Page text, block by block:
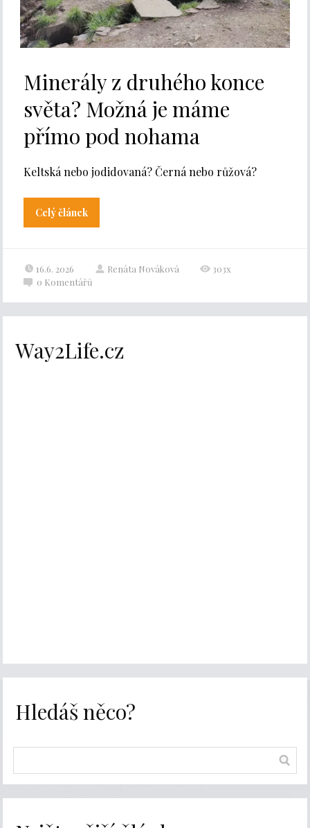
Minerály z druhého konce
světa? Možná je máme
přímo pod nohama
Keltská nebo jodidovaná? Černá nebo růžová?
Celý článek
16.6. 2026 Renáta Nováková
303x
0 Komentářů
Way2Life.cz
Hledáš něco?